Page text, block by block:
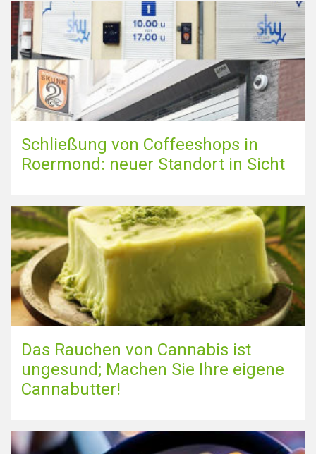
Schließung von Coffeeshops in
Roermond: neuer Standort in Sicht
Das Rauchen von Cannabis ist
ungesund; Machen Sie Ihre eigene
Cannabutter!